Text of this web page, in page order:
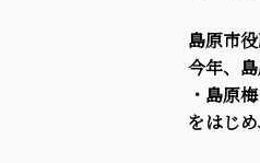
島原市
今年、
・島原
をはじめ